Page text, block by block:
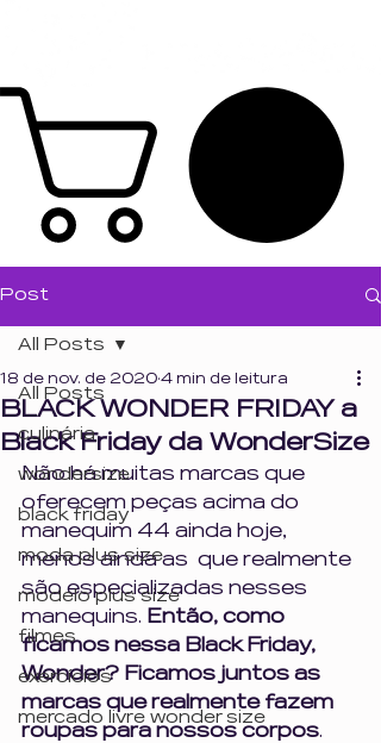
Post
All Posts
culinária
wondersize
black friday
moda plus size
modelo plus size
filmes
exercícios
mercado livre wonder size
All Posts
BLACK WONDER FRIDAY a
Black Friday da WonderSize
18 de nov. de 2020 4 min de leitura
Não há muitas marcas que
oferecem peças acima do
manequim 44 ainda hoje,
menos ainda as  que realmente
são especializadas nesses
manequins. Então, como
ficamos nessa Black Friday,
Wonder? Ficamos juntos as
marcas que realmente fazem
roupas para nossos corpos.